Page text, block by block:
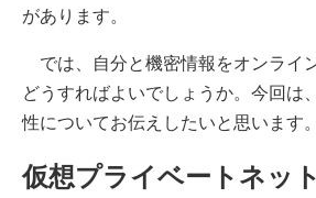
があります。
では、自分と機密情報をオンライ
どうすればよいでしょうか。今回は
性についてお伝えしたいと思います。
仮想プライベートネッ